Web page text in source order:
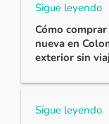
Sigue leyendo
Cómo
nueva en
exterior sin
Sigue leyendo